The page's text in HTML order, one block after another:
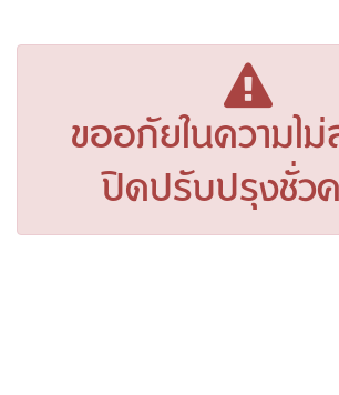
ขออภัยในความไ
ปิดปรับปรุงชั่ว